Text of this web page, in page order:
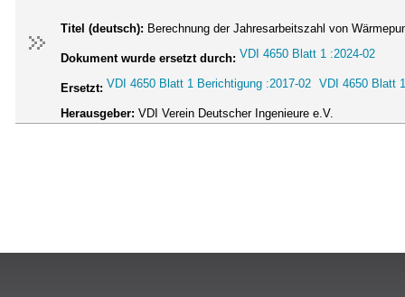
Titel (deutsch): Berechnung der Jahresarbeitszahl von
Dokument wurde ersetzt durch: VDI 4650 Blatt 1 :2024-02
Ersetzt: VDI 4650 Blatt 1 Berichtigung :2017-02 VDI 4650 Blatt
Herausgeber: VDI Verein Deutscher Ingenieure e.V.